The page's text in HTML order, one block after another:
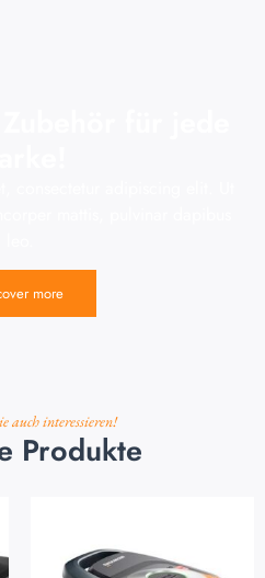
more
auch interessieren!
Produkte